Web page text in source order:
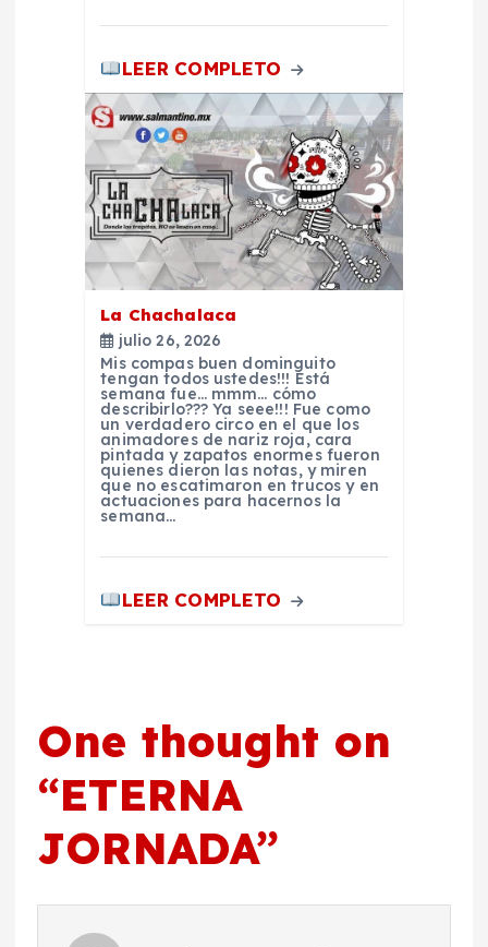
LEER COMPLETO
La Chachalaca
julio 26, 2026
Mis compas buen dominguito
tengan todos ustedes!!! Está
semana fue… mmm… cómo
describirlo??? Ya seee!!! Fue como
un verdadero circo en el que los
animadores de nariz roja, cara
pintada y zapatos enormes fueron
quienes dieron las notas, y miren
que no escatimaron en trucos y en
actuaciones para hacernos la
semana…
LEER COMPLETO
One thought on
“ETERNA
JORNADA”